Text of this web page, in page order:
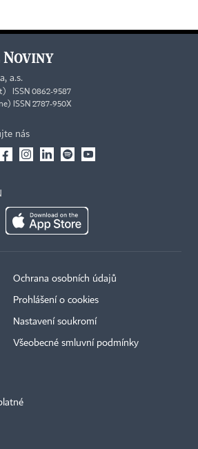
a.s.
ISSN 0862-9587
ISSN 2787-950X
nás
Ochrana osobních údajů
Prohlášení o cookies
Nastavení soukromí
Všeobecné smluvní podmínky